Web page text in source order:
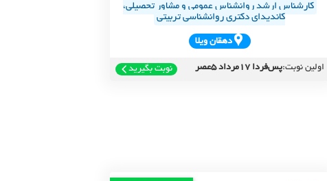
کارشناس ارشد روانشناس عمومی و مشاور تحصیلی،
کاندیدای دکتری روانشناسی تربیتی
دهقان ويلا
اولین نوبت:پس‌فردا 17مرداد 5عصر نوبت بگیرید